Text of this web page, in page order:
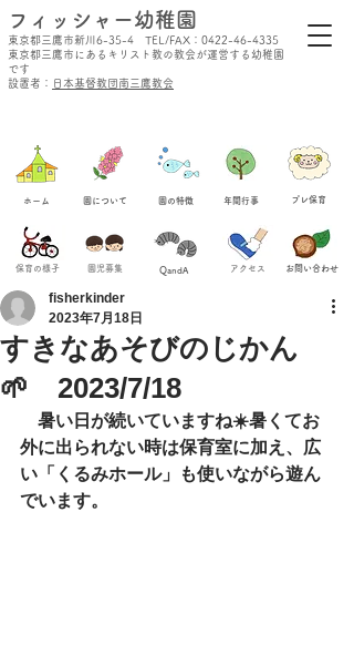
​フィッシャー幼稚園
東京都三鷹市新川6-35-4 TEL/FAX：0422-46-4335
東京都三鷹市にあるキリスト教の教会が運営する幼稚園
です
設置者： 日本基督教団南三鷹教会
ホーム ​園について ​園の特徴 ​年間行事
​お問い合わせ
QandA
保育の様子 ​園児募集 ​アクセス
​プレ保育
すきなあそびのじかん
🌱 2023/7/18
fisherkinder
2023年7月18日
暑い日が続いていますね☀️暑くてお
外に出られない時は保育室に加え、広
い「くるみホール」も使いながら遊ん
でいます。